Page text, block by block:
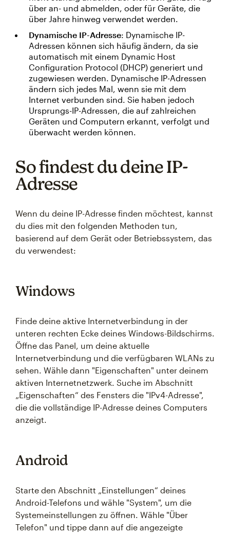
über an- und abmelden, oder für Geräte, die
über Jahre hinweg verwendet werden.
Dynamische IP-Adresse: Dynamische IP-
Adressen können sich häufig ändern, da sie
automatisch mit einem Dynamic Host
Configuration Protocol (DHCP) generiert und
zugewiesen werden. Dynamische IP-Adressen
ändern sich jedes Mal, wenn sie mit dem
Internet verbunden sind. Sie haben jedoch
Ursprungs-IP-Adressen, die auf zahlreichen
Geräten und Computern erkannt, verfolgt und
überwacht werden können.
So findest du deine IP-
Adresse
Wenn du deine IP-Adresse finden möchtest, kannst
du dies mit den folgenden Methoden tun,
basierend auf dem Gerät oder Betriebssystem, das
du verwendest:
Windows
Finde deine aktive Internetverbindung in der
unteren rechten Ecke deines Windows-Bildschirms.
Öffne das Panel, um deine aktuelle
Internetverbindung und die verfügbaren WLANs zu
sehen. Wähle dann "Eigenschaften" unter deinem
aktiven Internetnetzwerk. Suche im Abschnitt
„Eigenschaften“ des Fensters die "IPv4-Adresse",
die die vollständige IP-Adresse deines Computers
anzeigt.
Android
Starte den Abschnitt „Einstellungen“ deines
Android-Telefons und wähle "System", um die
Systemeinstellungen zu öffnen. Wähle "Über
Telefon" und tippe dann auf die angezeigte